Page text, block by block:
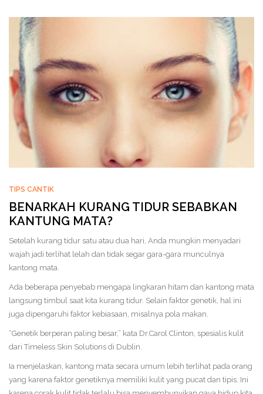
TIPS CANTIK
BENARKAH KURANG TIDUR SEBABKAN
KANTUNG MATA?
Setelah kurang tidur satu atau dua hari, Anda mungkin menyadari
wajah jadi terlihat lelah dan tidak segar gara-gara munculnya
kantong mata.
Ada beberapa penyebab mengapa lingkaran hitam dan kantong mata
langsung timbul saat kita kurang tidur. Selain faktor genetik, hal ini
juga dipengaruhi faktor kebiasaan, misalnya pola makan.
“Genetik berperan paling besar,” kata Dr.Carol Clinton, spesialis kulit
dari Timeless Skin Solutions di Dublin.
Ia menjelaskan, kantong mata secara umum lebih terlihat pada orang
yang karena faktor genetiknya memiliki kulit yang pucat dan tipis. Ini